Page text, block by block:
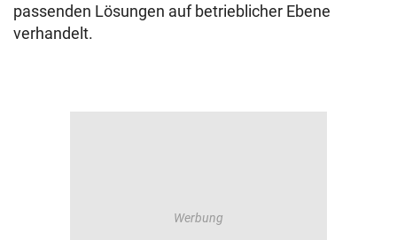
passenden Lösungen auf betrieblicher Ebene
verhandelt.